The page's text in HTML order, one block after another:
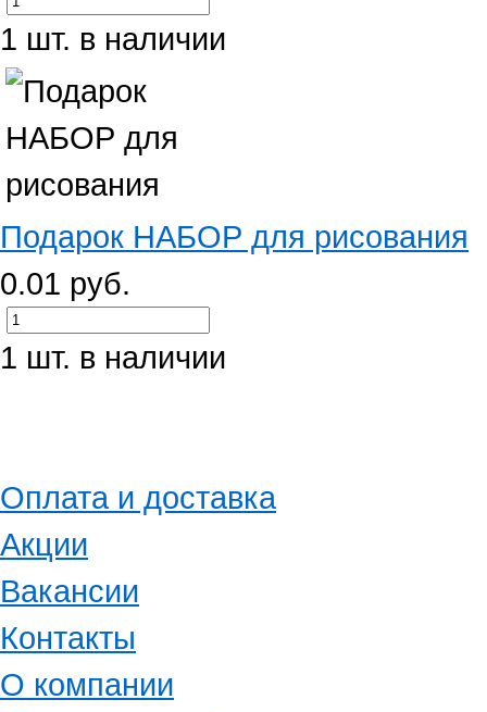
1 шт. в наличии
Подарок НАБОР для рисования
0.01 руб.
1 шт. в наличии
Оплата и доставка
Акции
Вакансии
Контакты
О компании